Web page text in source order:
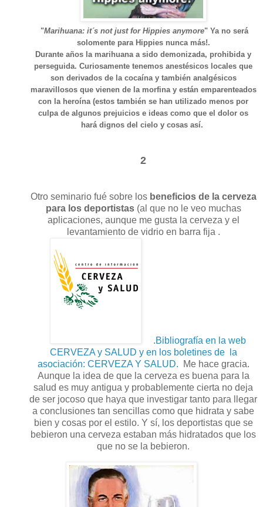
"Marihuana: it´s not just for Hippies anymore" Ya no será
solomente para Hippies nunca más!.
Durante años la marihuana a sido demonizada, prohibida y
perseguida. Curiosamente tenemos anestésicos locales que
son derivados de la cocaína y también analgésicos
maravillosos que vienen de la morfina y están emparenteados
con la heroína (estos también se han utilizado menos por
culpa de algunos prejuicios e ideas como que el dolor os
hará dignos del cielo y cosas así.
2
Otro seminario fué sobre los beneficios de la cerveza
para los deportistas(al que no le veo muchas
aplicaciones, aunque me gusta la cerveza y el
levantamiento de vidrio en barra fija .
.Bibliografía en la web
CERVEZA y SALUD y en los boletines de la
asociación: CERVEZA Y SALUD.
Me hace gracia.
Aunque la idea de que la cerveza es buena para la
salud es muy antigua y probablemente cierta no deja
de ser jocoso que haya que investigar tanto para llegar
a conclusiones tan sencillas como que hidrata y sabe
bien y cosas por el estilo. Y sí, los deportistas que se
bebieron una cerveza estaban más hidratados que los
que no se la bebieron.